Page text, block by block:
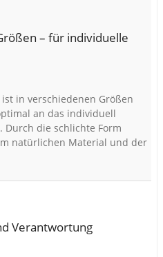
– für individuelle
ist in verschiedenen Größen
an das individuell
Durch die schlichte Form
natürlichen Material und der
Verantwortung